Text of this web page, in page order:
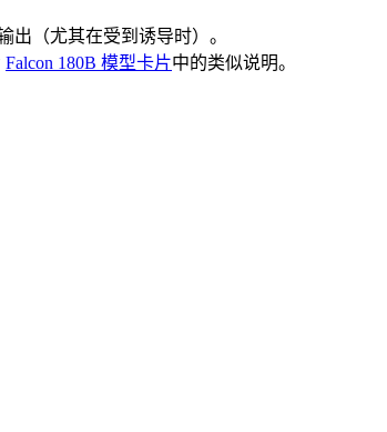
出（尤其在受到诱导时）。
Falcon 180B 模型卡片中的类似说明。